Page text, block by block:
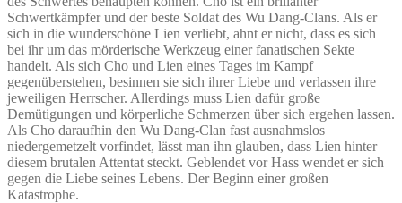
Schwertkämpfer und der beste Soldat des Wu Dang-Clans. Als er
sich in die wunderschöne Lien verliebt, ahnt er nicht, dass es sich
bei ihr um das mörderische Werkzeug einer fanatischen Sekte
handelt. Als sich Cho und Lien eines Tages im Kampf
gegenüberstehen, besinnen sie sich ihrer Liebe und verlassen ihre
jeweiligen Herrscher. Allerdings muss Lien dafür große
Demütigungen und körperliche Schmerzen über sich ergehen lassen.
Als Cho daraufhin den Wu Dang-Clan fast ausnahmslos
niedergemetzelt vorfindet, lässt man ihn glauben, dass Lien hinter
diesem brutalen Attentat steckt. Geblendet vor Hass wendet er sich
gegen die Liebe seines Lebens. Der Beginn einer großen
Katastrophe.